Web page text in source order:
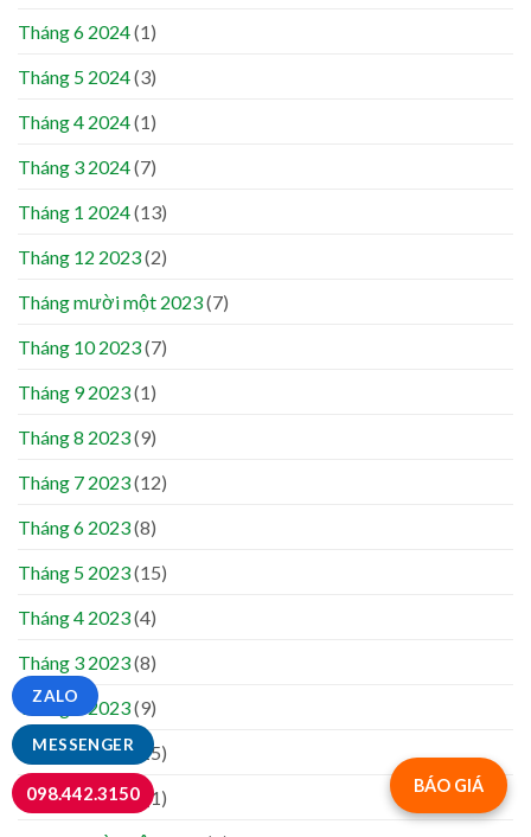
Tháng 6 2024(1)
Tháng 5 2024(3)
Tháng 4 2024(1)
Tháng 3 2024(7)
Tháng 1 2024(13)
Tháng 12 2023(2)
Tháng mười một 2023(7)
Tháng 10 2023(7)
Tháng 9 2023(1)
Tháng 8 2023(9)
Tháng 7 2023(12)
Tháng 6 2023(8)
Tháng 5 2023(15)
Tháng 4 2023(4)
Tháng 3 2023(8)
Tháng 2 2023(9)
Tháng 1 2023(15)
Tháng 12 2022 (1)
BÁO GIÁ
MESSENGER
ZALO
098.442.3150